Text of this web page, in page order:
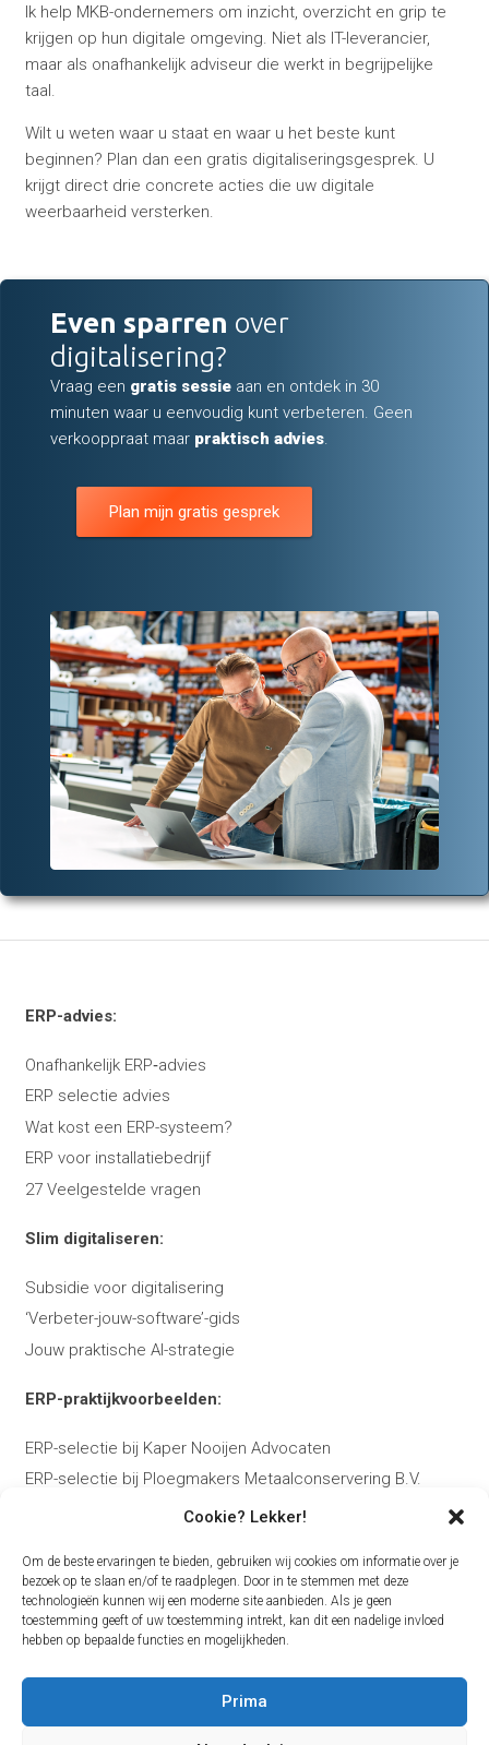
Cookie? Lekker!
Om de beste ervaringen te bieden, gebruiken wij cookies om informatie over je
bezoek op te slaan en/of te raadplegen. Door in te stemmen met deze
technologieën kunnen wij een moderne site aanbieden. Als je geen
toestemming geeft of uw toestemming intrekt, kan dit een nadelige invloed
hebben op bepaalde functies en mogelijkheden.
Prima
Ik help MKB-ondernemers om inzicht, overzicht en grip te
krijgen op hun digitale omgeving. Niet als IT-leverancier,
maar als onafhankelijk adviseur die werkt in begrijpelijke
taal.
Wilt u weten waar u staat en waar u het beste kunt
beginnen? Plan dan een gratis digitaliseringsgesprek. U
krijgt direct drie concrete acties die uw digitale
weerbaarheid versterken.
Even sparren over
digitalisering?
Vraag een gratis sessie aan en ontdek in 30
minuten waar u eenvoudig kunt verbeteren. Geen
verkooppraat maar praktisch advies.
Plan mijn gratis gesprek
ERP-advies:
Onafhankelijk ERP‑advies
ERP selectie advies
Wat kost een ERP-systeem?
ERP voor installatiebedrijf
27 Veelgestelde vragen
Slim digitaliseren:
Subsidie voor digitalisering
‘Verbeter-jouw-software’-gids
Jouw praktische AI-strategie
ERP-praktijkvoorbeelden:
ERP-selectie bij Kaper Nooijen Advocaten
ERP-selectie bij Ploegmakers Metaalconservering B.V.
Over Bas Kierkels
Plan je ERP-adviesgesprek
Contact